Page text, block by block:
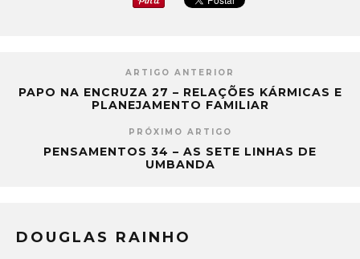
ARTIGO ANTERIOR
PAPO NA ENCRUZA 27 – RELAÇÕES KÁRMICAS E
PLANEJAMENTO FAMILIAR
PRÓXIMO ARTIGO
PENSAMENTOS 34 – AS SETE LINHAS DE
UMBANDA
DOUGLAS RAINHO